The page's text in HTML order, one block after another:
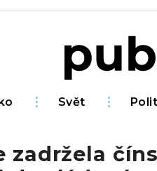
Svět
zadržela